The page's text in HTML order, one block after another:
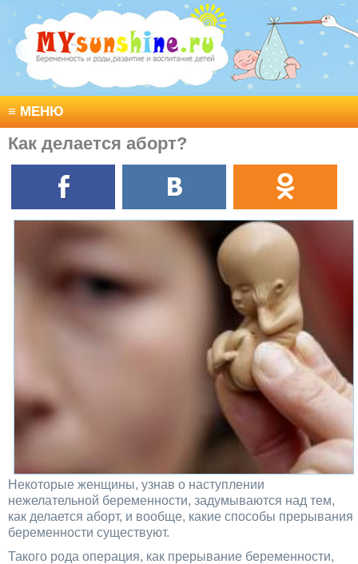
≡МЕНЮ
Как делается аборт?
Некоторые женщины, узнав о наступлении
нежелательной беременности, задумываются над тем,
как делается аборт, и вообще, какие способы прерывания
беременности существуют.
Такого рода операция, как прерывание беременности,